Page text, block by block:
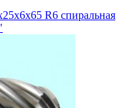
R6 спиральная